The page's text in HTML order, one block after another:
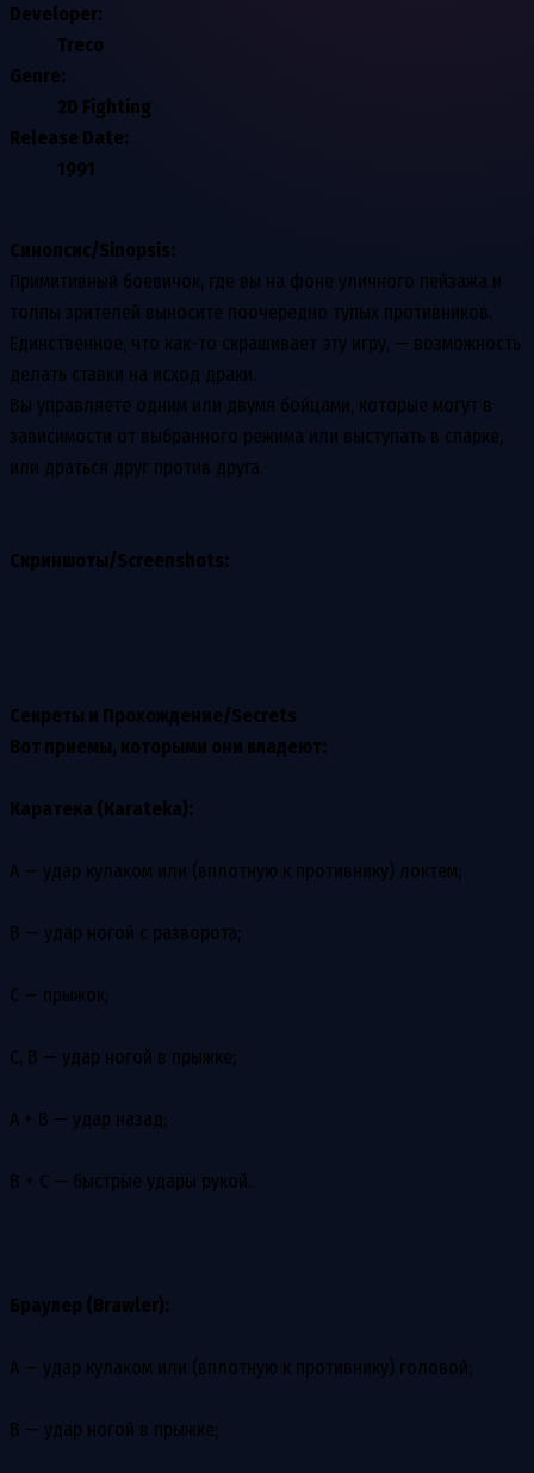
Developer:
Treco
Genre:
2D Fighting
Release Date:
1991
Синопсис/Sinopsis:
Примитивный боевичок, где вы на фоне уличного пейзажа и
толпы зрителей выносите поочередно тупых противников.
Единственное, что как-то скрашивает эту игру, — возможность
делать ставки на исход драки.
Вы управляете одним или двумя бойцами, которые могут в
зависимости от выбранного режима или выступать в спарке,
или драться друг против друга.
Скриншоты/Screenshots:
Секреты и Прохождение/Secrets
Вот приемы, которыми они владеют:
Каратека (Karateka):
А — удар кулаком или (вплотную к противнику) локтем;
В — удар ногой с разворота;
С — прыжок;
С, В — удар ногой в прыжке;
А + В — удар назад;
В + С — быстрые удары рукой.
Браулер (Brawler):
А — удар кулаком или (вплотную к противнику) головой;
В — удар ногой в прыжке;